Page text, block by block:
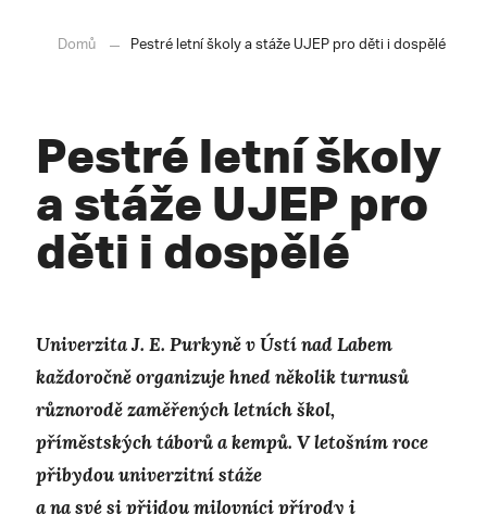
Domů Pestré letní školy a stáže UJEP pro děti i dospělé
Pestré letní školy
a stáže UJEP pro
děti i dospělé
Univerzita J. E. Purkyně v Ústí nad Labem
každoročně organizuje hned několik turnusů
různorodě zaměřených letních škol,
příměstských táborů a kempů. V letošním roce
přibydou univerzitní stáže
a na své si přijdou milovníci přírody i